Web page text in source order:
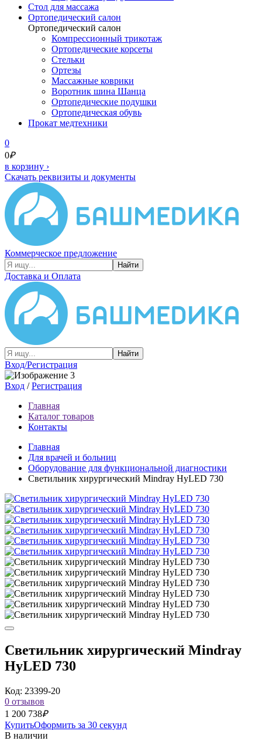
Cтол для массажа
Ортопедический салон
Ортопедический салон
Компрессионный трикотаж
Ортопедические корсеты
Стельки
Ортезы
Массажные коврики
Воротник шина Шанца
Ортопедические подушки
Ортопедическая обувь
Прокат медтехники
0
0₽
в корзину ›
Скачать реквизиты и документы
Коммерческое предложение
Найти
Доставка и Оплата
Найти
Вход/Регистрация
Вход /Регистрация
Главная
Каталог товаров
Контакты
Главная
Для врачей и больниц
Оборудование для функциональной диагностики
Светильник хирургический Mindray HyLED 730
Светильник хирургический Mindray
HyLED 730
Код: 23399-20
0 отзывов
1 200 738₽
КупитьОформить за 30 секунд
В наличии